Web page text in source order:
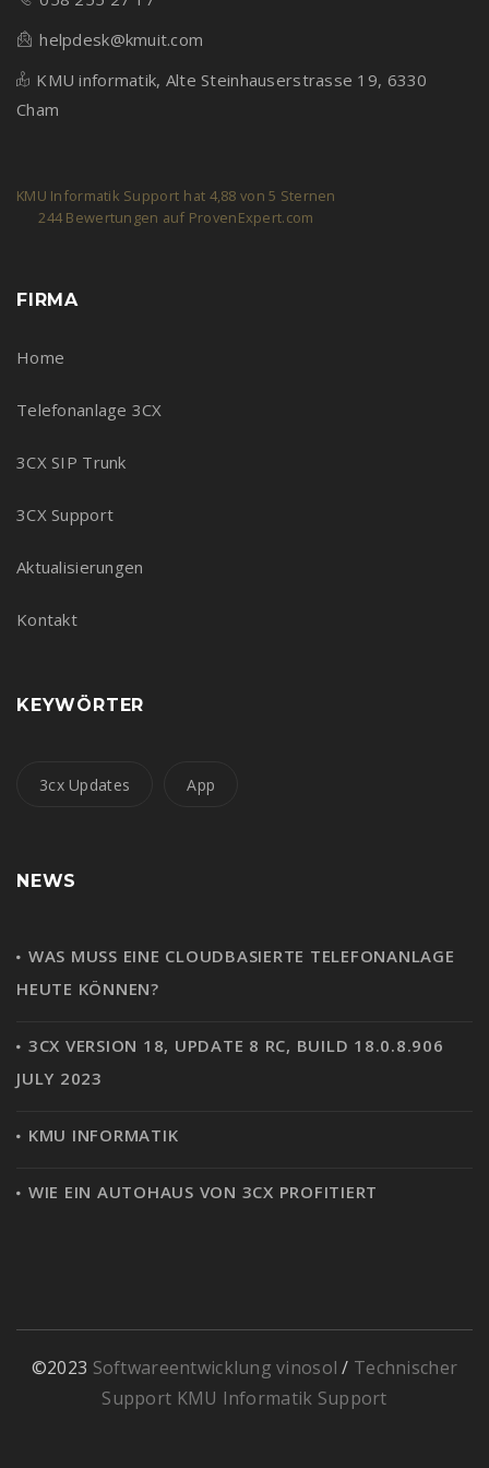
helpdesk@kmuit.com
KMU informatik, Alte Steinhauserstrasse 19, 6330
Cham
KMU Informatik Support hat 4,88 von5 Sternen
244Bewertungen auf ProvenExpert.com
FIRMA
Home
Telefonanlage 3CX
3CX SIP Trunk
3CX Support
Aktualisierungen
Kontakt
KEYWÖRTER
3cx Updates App
NEWS
WAS MUSS EINE CLOUDBASIERTE TELEFONANLAGE
HEUTE KÖNNEN?
3CX VERSION 18, UPDATE 8 RC, BUILD 18.0.8.906
JULY 2023
KMU INFORMATIK
WIE EIN AUTOHAUS VON 3CX PROFITIERT
©2023 Softwareentwicklung vinosol/ Technischer
Support KMU Informatik Support